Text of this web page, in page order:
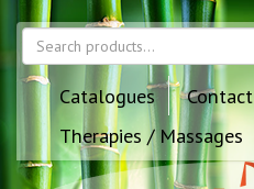
Catalogues Contact
Therapies / Massages